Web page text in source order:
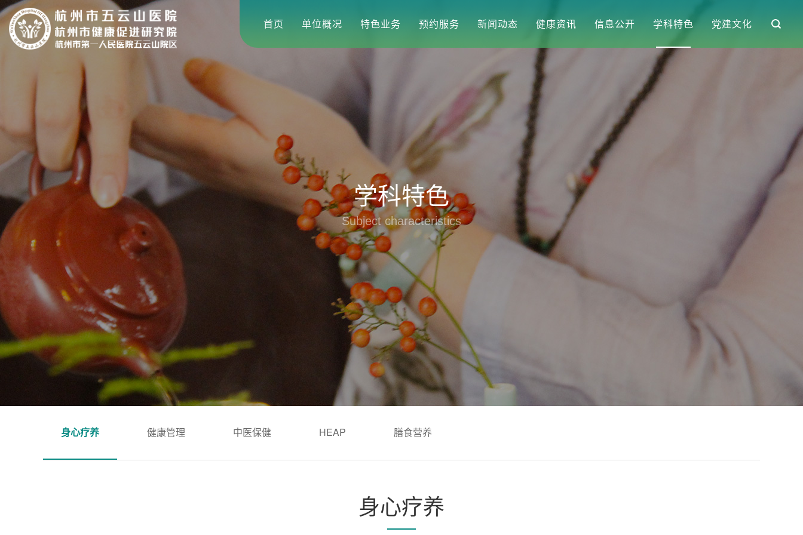
首页 单位概况 特色业务 预约服务 新闻动态 健康资讯 信息公开 学科特色 党建文化
学科特色
Subject characteristics
身心疗养 健康管理 中医保健 HEAP 膳食营养
身心疗养